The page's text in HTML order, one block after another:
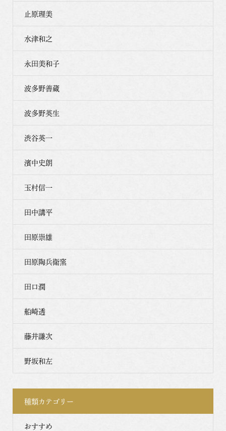
止原理美
水津和之
永田美和子
波多野善蔵
波多野英生
渋谷英一
濱中史朗
玉村信一
田中講平
田原崇雄
田原陶兵衛窯
田口潤
船崎透
藤井謙次
野坂和左
種類カテゴリー
おすすめ